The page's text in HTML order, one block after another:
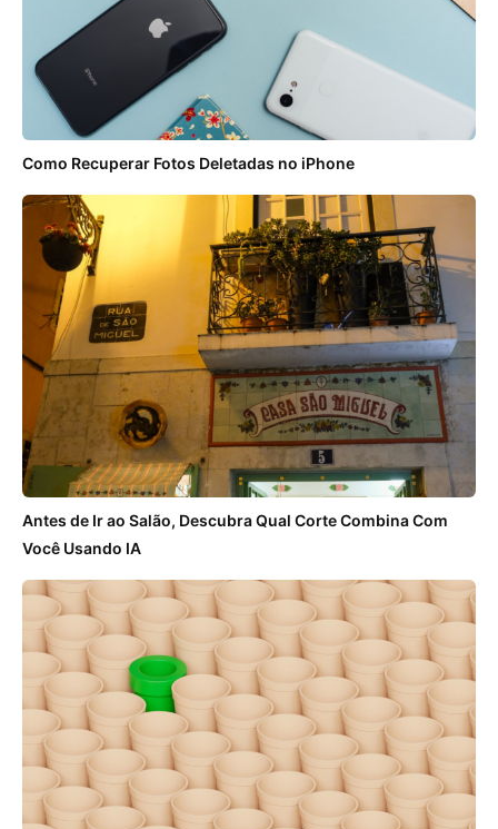
Como Recuperar Fotos Deletadas no iPhone
Antes de Ir ao Salão, Descubra Qual Corte Combina Com
Você Usando IA